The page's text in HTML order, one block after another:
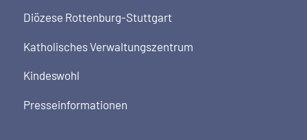
Diözese Rottenburg-Stuttgart
Katholisches Verwaltungszentrum
Kindeswohl
Presseinformationen